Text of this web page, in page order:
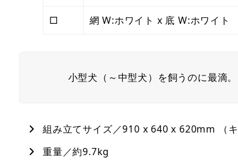
□ 網 W:ホワイト x 底 W:ホワイト
小型犬（～中型犬）を飼うのに最滴
組み立てサイズ／910 x 640 x 620mm （
重量／約9.7kg